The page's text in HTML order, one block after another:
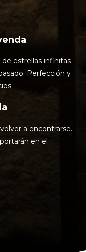
estrellas infinitas
Perfección y
a encontrarse.
en el